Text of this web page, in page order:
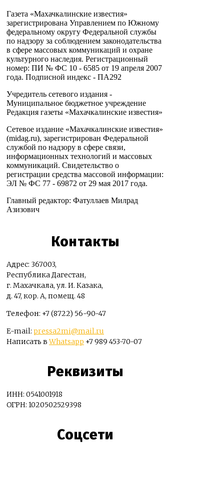
Газета «Махачкалинские известия»
зарегистрирована Управлением по Южному
федеральному округу Федеральной службы
по надзору за соблюдением законодательства
в сфере массовых коммуникаций и охране
культурного наследия. Регистрационный
номер: ПИ № ФС 10 - 6585 от 19 апреля 2007
года. Подписной индекс - ПА292
Учредитель сетевого издания -
Муниципальное бюджетное учреждение
Редакция газеты «Махачкалинские известия»
Сетевое издание «Махачкалинские известия»
(midag.ru), зарегистрирован Федеральной
службой по надзору в сфере связи,
информационных технологий и массовых
коммуникаций. Свидетельство о
регистрации средства массовой информации:
ЭЛ № ФС 77 - 69872 от 29 мая 2017 года.
Главный редактор: Фатуллаев Милрад
Азизович
Контакты
Адрес: 367003,
Республика Дагестан,
г. Махачкала, ул. И. Казака,
д. 47, кор. А, помещ. 48
Телефон: +7 (8722) 56-90-47
E-mail: pressa2mi@mail.ru
Написать вWhatsapp +7 989 453-70-07
Реквизиты
ИНН: 0541001918
ОГРН: 1020502529398
Соцсети